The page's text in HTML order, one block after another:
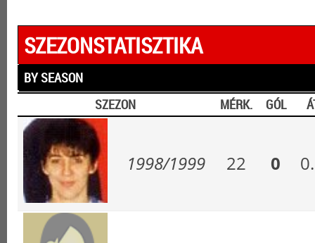
SZEZONSTATISZTIKA
BY SEASON
SZEZON
MÉRK. GÓL
1998/1999 22 0